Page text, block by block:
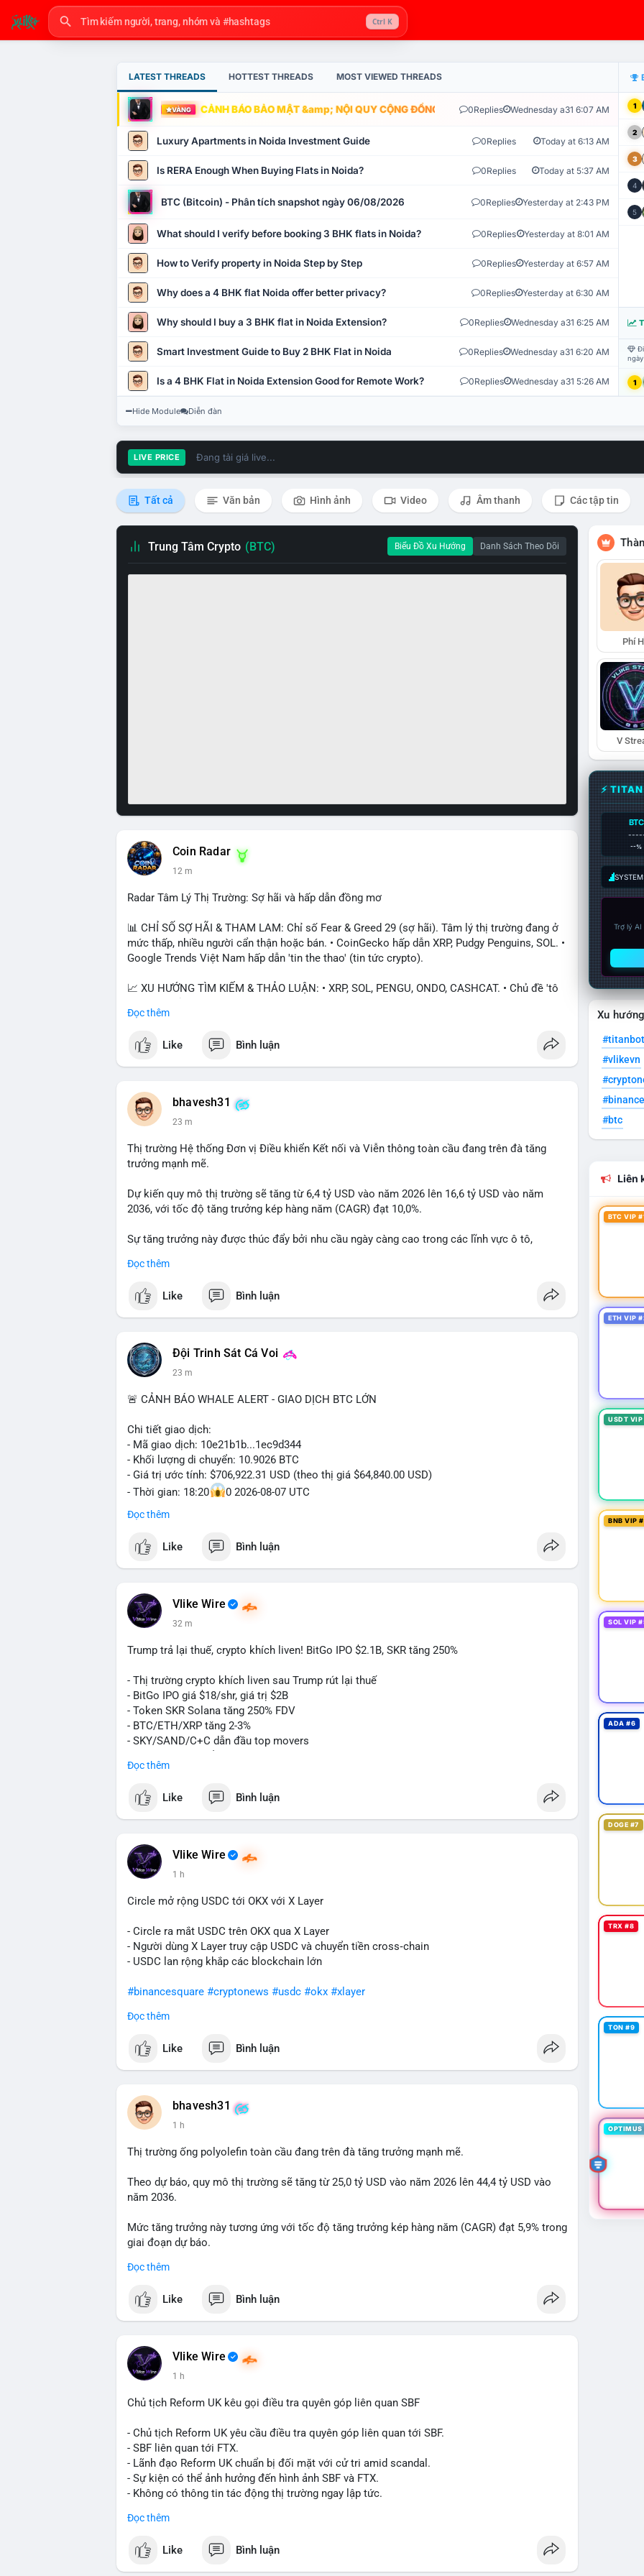
Ctrl K
LATEST THREADS HOTTEST THREADS MOST VIEWED THREADS
VÀNG CẢNH BÁO BẢO MẬT &amp; NỘI QUY CỘNG ĐỒNG VLIKE.VN: HỆ THỐNG GIÁM SÁT TỰ
0Replies Wednesday a31 6:07 AM
Luxury Apartments in Noida Investment Guide 0Replies Today at 6:13 AM
Is RERA Enough When Buying Flats in Noida? 0Replies Today at 5:37 AM
BTC (Bitcoin) - Phân tích snapshot ngày 06/08/2026 0Replies Yesterday at 2:43 PM
What should I verify before booking 3 BHK flats in Noida? 0Replies Yesterday at 8:01 AM
How to Verify property in Noida Step by Step 0Replies Yesterday at 6:57 AM
Why does a 4 BHK flat Noida offer better privacy? 0Replies Yesterday at 6:30 AM
Why should I buy a 3 BHK flat in Noida Extension? 0Replies Wednesday a31 6:25 AM
Smart Investment Guide to Buy 2 BHK Flat in Noida 0Replies Wednesday a31 6:20 AM
Is a 4 BHK Flat in Noida Extension Good for Remote Work? 0Replies Wednesday a31 5:26 AM
1
2
3
4
5
1
Hide Module Diễn đàn
LIVE PRICE Đang tải giá live...
Tất cả Văn bản Hình ảnh Video Âm thanh Các tập tin
Trung Tâm Crypto (BTC) Biểu Đồ Xu Hướng Danh Sách Theo Dõi
Coin Radar
12 m
Radar Tâm Lý Thị Trường: Sợ hãi và hấp dẫn đồng mơ
📊 CHỈ SỐ SỢ HÃI & THAM LAM: Chỉ số Fear & Greed 29 (sợ hãi). Tâm lý thị trường đang ở
mức thấp, nhiều người cẩn thận hoặc bán. • CoinGecko hấp dẫn XRP, Pudgy Penguins, SOL. •
Google Trends Việt Nam hấp dẫn 'tin the thao' (tin tức crypto).
📈 XU HƯỚNG TÌM KIẾM & THẢO LUẬN: • XRP, SOL, PENGU, ONDO, CASHCAT. • Chủ đề 'tô
vào BTC breakout và lệnh long/short.
💬 DÒNG CHẢY TIN TỨC & TRUYỀN THÔNG: • Trump khẳng định crypto là 'vấn đề lớn' giúp
giảm áp lực USD. • Binance hỗ trợ cổ phiếu Apple/IBM. • Bài đăng hấp dẫn về $HFT, $SKYAI,
💡 NHẬN ĐỊNH & KHUYẾN NGHỊ: Tâm lý thị trường đang phân cực. Sợ hãi do chỉ số thấp,
nhưng hấp dẫn từ xu hướng meme coin (PENGU, CASHCAT) và tin cậy từ các dự án lớn
📊 Nguồn: Radar Tâm Lý Thị Trường
Đọc thêm
Like Bình luận
bhavesh31
23 m
Thị trường Hệ thống Đơn vị Điều khiển Kết nối và Viễn thông toàn cầu đang trên đà tăng
trưởng mạnh mẽ.
Dự kiến quy mô thị trường sẽ tăng từ 6,4 tỷ USD vào năm 2026 lên 16,6 tỷ USD vào năm
2036, với tốc độ tăng trưởng kép hàng năm (CAGR) đạt 10,0%.
Sự tăng trưởng này được thúc đẩy bởi nhu cầu ngày càng cao trong các lĩnh vực ô tô,
kết nối tiên tiến.
Đọc thêm
Like Bình luận
Đội Trinh Sát Cá Voi
23 m
🚨 CẢNH BÁO WHALE ALERT - GIAO DỊCH BTC LỚN
Chi tiết giao dịch:
- Mã giao dịch: 10e21b1b...1ec9d344
- Khối lượng di chuyển: 10.9026 BTC
- Giá trị ước tính: $706,922.31 USD (theo thị giá $64,840.00 USD)
- Thời gian: 18:20
0 2026-08-07 UTC
Nhận định phân tích:
Giao dịch 10.9 BTC trị giá hơn 706 nghìn USD được thực hiện trong khung giờ thanh khoản
mỏng (giờ châu Á) cho thấy chủ ví có chủ đích rõ ràng, không phải lệnh gấp. Quy mô này
thường nằm giữa hai kịch bản: chuyển lên sàn để chuẩn bị bán khi giá chạm vùng kháng cự,
khoản nhưng đủ tạo biến động tâm lý ngắn hạn, động thái này có thể là bước đệm cho một
lệnh lớn hơn trong 24-48 giờ tới. Nhà đầu tư cần theo dõi dòng tiền tiếp theo từ địa chỉ
nguồn.
Lời khuyên:
Nhà đầu tư nhỏ lẻ nên quan sát thêm xác nhận từ 1-2 khối trước khi hành động, tránh vào
lệnh theo cảm xúc. Nếu BTC phá vỡ vùng $65,000 kèm khối lượng tăng, khả năng cá voi
đang tạo đáy tích lũy; ngược lại, nếu giá sụt giảm nhanh, khả năng cao đây là động thái bán
chủ động.
#10dot9btc #vilanhtichluy #giaodichlon
Đọc thêm
Like Bình luận
Vlike Wire
32 m
Trump trả lại thuế, crypto khích liven! BitGo IPO $2.1B, SKR tăng 250%
- Thị trường crypto khích liven sau Trump rút lại thuế
- BitGo IPO giá $18/shr, giá trị $2B
- Token SKR Solana tăng 250% FDV
- BTC/ETH/XRP tăng 2-3%
- SKY/SAND/C+C dẫn đầu top movers
- HK phát hành giấy phép stablecoin
- Saga EVM bị hack $7M
- Steak ’n Shake trả lương BTC
$btc#btc
#vlikevn #titanbot
📰 Nguồn: Decrypt
Đọc thêm
Like Bình luận
Vlike Wire
1 h
Circle mở rộng USDC tới OKX với X Layer
- Circle ra mắt USDC trên OKX qua X Layer
- Người dùng X Layer truy cập USDC và chuyển tiền cross‑chain
- USDC lan rộng khắp các blockchain lớn
#binancesquare #cryptonews #usdc #okx #xlayer
$usdc
#vlikevn #titanbot
Đọc thêm
Like Bình luận
bhavesh31
1 h
Thị trường ống polyolefin toàn cầu đang trên đà tăng trưởng mạnh mẽ.
Theo dự báo, quy mô thị trường sẽ tăng từ 25,0 tỷ USD vào năm 2026 lên 44,4 tỷ USD vào
năm 2036.
Mức tăng trưởng này tương ứng với tốc độ tăng trưởng kép hàng năm (CAGR) đạt 5,9% trong
giai đoạn dự báo.
Đây là tín hiệu tích cực cho các nhà sản xuất, nhà phân phối và nhà đầu tư trong ngành vật
Bạn đánh giá thế nào về tiềm năng của dòng sản phẩm ống nhựa polyolefin trong tương lai?
Đọc thêm
Like Bình luận
Vlike Wire
1 h
Chủ tịch Reform UK kêu gọi điều tra quyên góp liên quan SBF
- Chủ tịch Reform UK yêu cầu điều tra quyên góp liên quan tới SBF.
- SBF liên quan tới FTX.
- Lãnh đạo Reform UK chuẩn bị đối mặt với cử tri amid scandal.
- Sự kiện có thể ảnh hưởng đến hình ảnh SBF và FTX.
- Không có thông tin tác động thị trường ngay lập tức.
#vlikevn #titanbot
Đọc thêm
Like Bình luận
Phí
V
⚡
BTC
--%
Trợ lý
Xu
#titanbot
#vlikevn
#btc
Liên
BTC VIP
ETH VIP
USDT
BNB VIP
SOL VIP
ADA #6
DOGE #7
TRX #8
TON #9
OPTIMUS